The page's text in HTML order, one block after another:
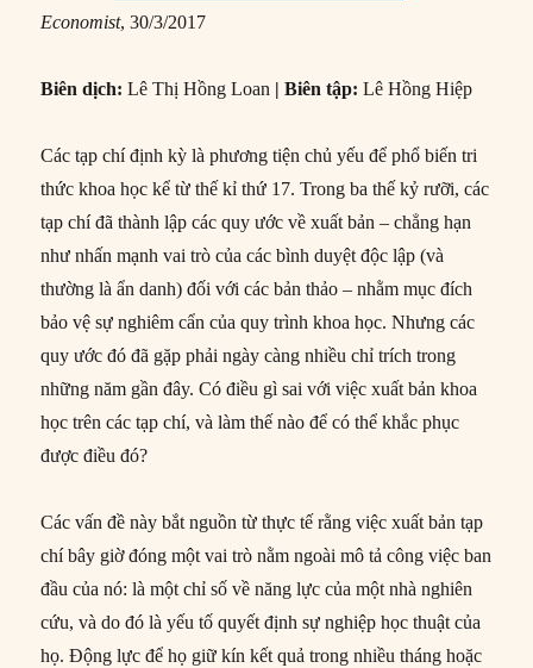
Economist, 30/3/2017
Biên dịch:Lê Thị Hồng Loan | Biên tập:Lê Hồng Hiệp
Các tạp chí định kỳ là phương tiện chủ yếu để phổ biến tri
thức khoa học kể từ thế kỉ thứ 17. Trong ba thế kỷ rưỡi, các
tạp chí đã thành lập các quy ước về xuất bản – chẳng hạn
như nhấn mạnh vai trò của các bình duyệt độc lập (và
thường là ẩn danh) đối với các bản thảo – nhằm mục đích
bảo vệ sự nghiêm cẩn của quy trình khoa học. Nhưng các
quy ước đó đã gặp phải ngày càng nhiều chỉ trích trong
những năm gần đây. Có điều gì sai với việc xuất bản khoa
học trên các tạp chí, và làm thế nào để có thể khắc phục
được điều đó?
Các vấn đề này bắt nguồn từ thực tế rằng việc xuất bản tạp
chí bây giờ đóng một vai trò nằm ngoài mô tả công việc ban
đầu của nó: là một chỉ số về năng lực của một nhà nghiên
cứu, và do đó là yếu tố quyết định sự nghiệp học thuật của
họ. Động lực để họ giữ kín kết quả trong nhiều tháng hoặc